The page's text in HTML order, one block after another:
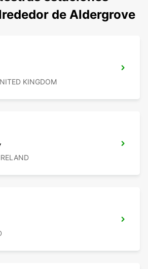
de Aldergrove
KINGDOM